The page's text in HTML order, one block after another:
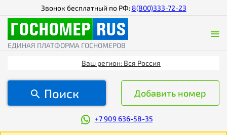
Звонок бесплатный по РФ: 8(800)333-72-23
ЕДИНАЯ ПЛАТФОРМА ГОСНОМЕРОВ
Ваш регион: Вся Россия
Поиск Добавить номер
+7 909 636-58-35